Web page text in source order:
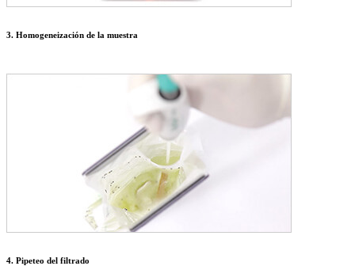
3. Homogeneización de la muestra
4. Pipeteo del filtrado